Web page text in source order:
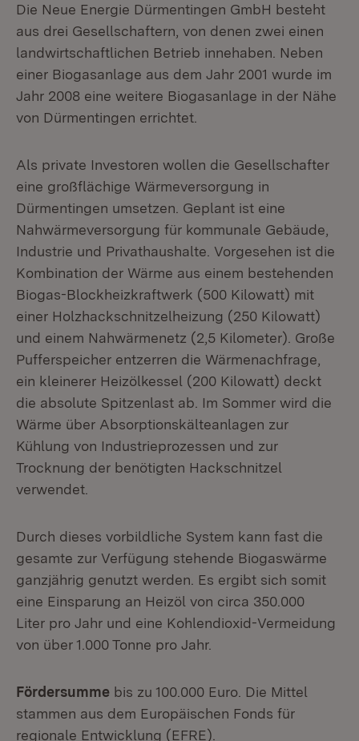
Die Neue Energie Dürmentingen GmbH besteht
aus drei Gesellschaftern, von denen zwei einen
landwirtschaftlichen Betrieb innehaben. Neben
einer Biogasanlage aus dem Jahr 2001 wurde im
Jahr 2008 eine weitere Biogasanlage in der Nähe
von Dürmentingen errichtet.
Als private Investoren wollen die Gesellschafter
eine großflächige Wärmeversorgung in
Dürmentingen umsetzen. Geplant ist eine
Nahwärmeversorgung für kommunale Gebäude,
Industrie und Privathaushalte. Vorgesehen ist die
Kombination der Wärme aus einem bestehenden
Biogas-Blockheizkraftwerk (500 Kilowatt) mit
einer Holzhackschnitzelheizung (250 Kilowatt)
und einem Nahwärmenetz (2,5 Kilometer). Große
Pufferspeicher entzerren die Wärmenachfrage,
ein kleinerer Heizölkessel (200 Kilowatt) deckt
die absolute Spitzenlast ab. Im Sommer wird die
Wärme über Absorptionskälteanlagen zur
Kühlung von Industrieprozessen und zur
Trocknung der benötigten Hackschnitzel
verwendet.
Durch dieses vorbildliche System kann fast die
gesamte zur Verfügung stehende Biogaswärme
ganzjährig genutzt werden. Es ergibt sich somit
eine Einsparung an Heizöl von circa 350.000
Liter pro Jahr und eine Kohlendioxid-Vermeidung
von über 1.000 Tonne pro Jahr.
Fördersumme bis zu 100.000 Euro. Die Mittel
stammen aus dem Europäischen Fonds für
regionale Entwicklung (EFRE).